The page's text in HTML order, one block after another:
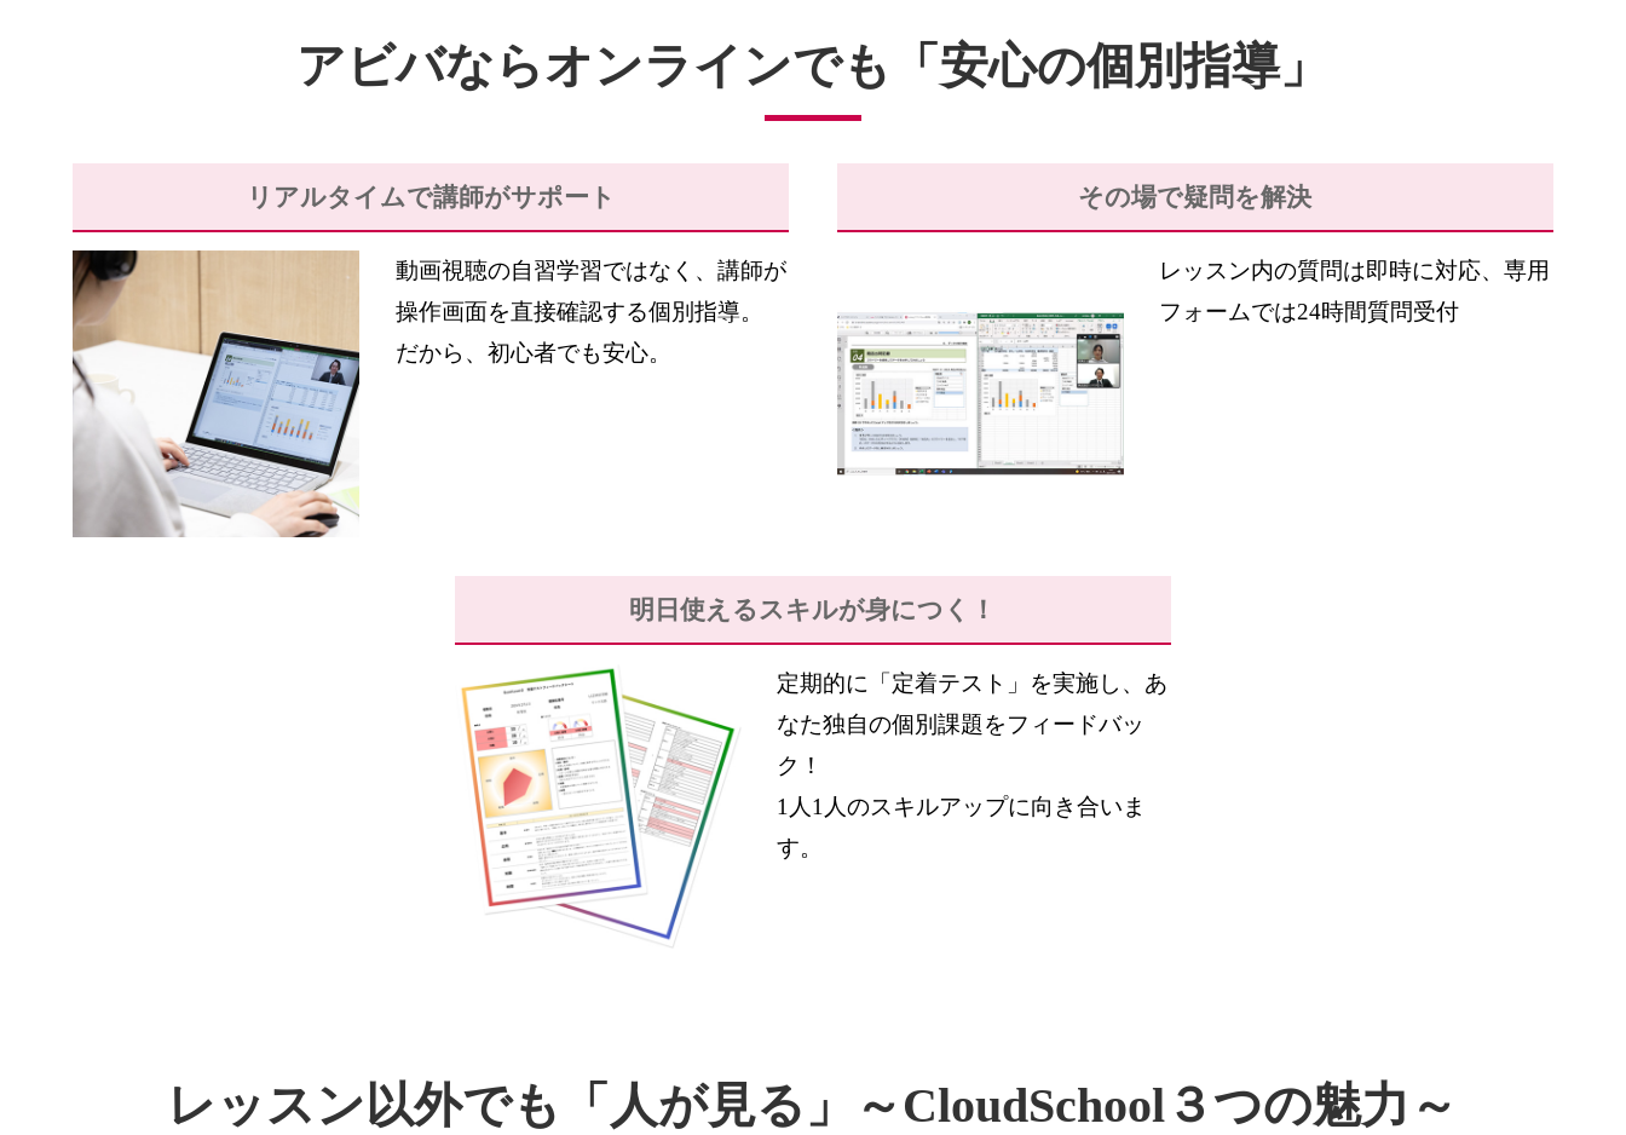
アビバならオンラインでも 「安心の個別指導」
リアルタイムで講師がサポート
動画視聴の自習学習ではなく、講師が
操作画面を直接確認する個別指導。
だから、初心者でも安心。
その場で疑問を解決
レッスン内の質問は即時に対応、専用
フォームでは24時間質問受付
明日使えるスキルが身につく！
定期的に「定着テスト」を実施し、あ
なた独自の個別課題をフィードバッ
ク！
1人1人のスキルアップに向き合いま
す。
レッスン以外でも 「人が見る」 ～CloudSchool３つの魅力～